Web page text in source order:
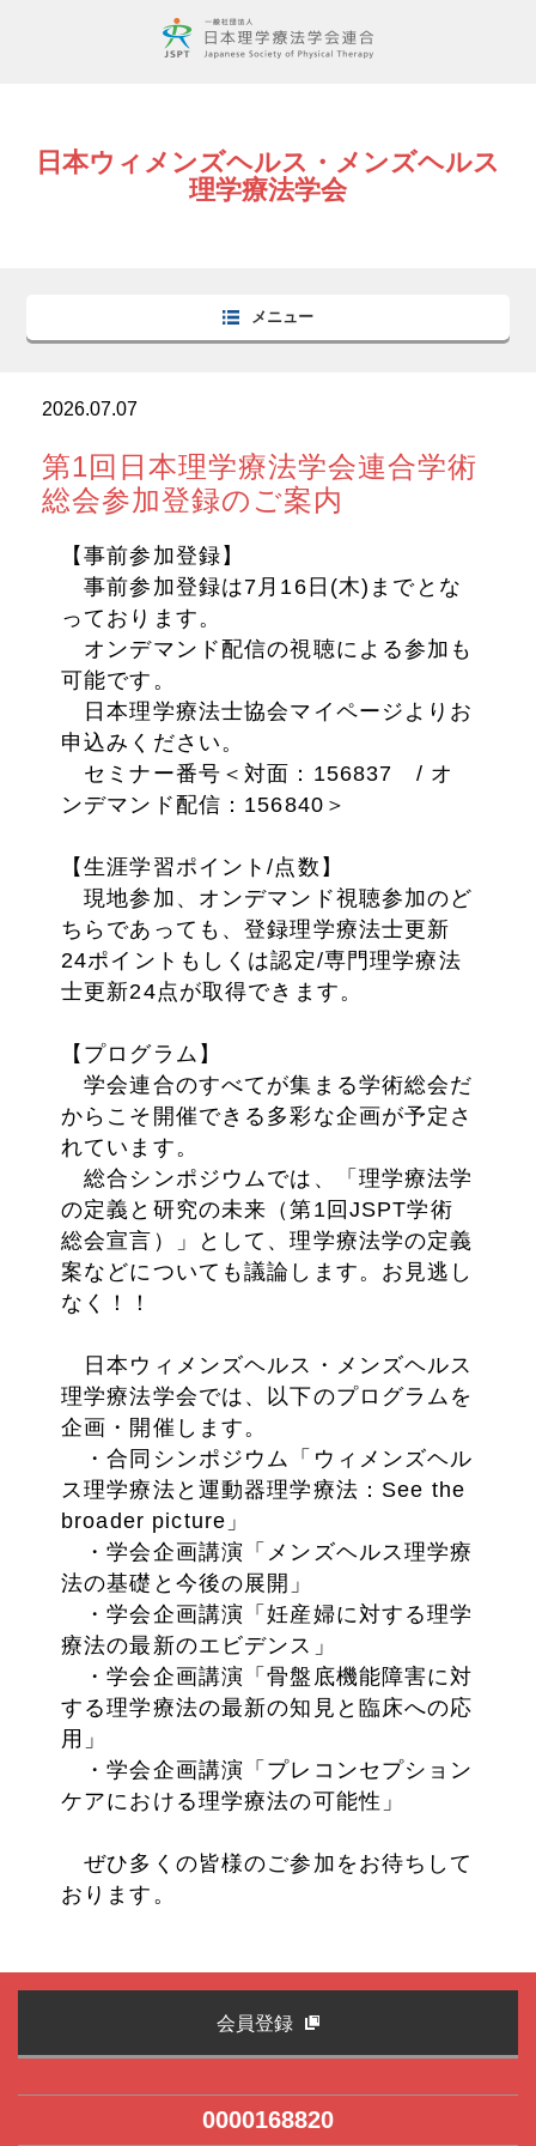
日本ウィメンズヘルス・メンズヘルス
理学療法学会
メニュー
2026.07.07
第1回日本理学療法学会連合学術
総会参加登録のご案内
【事前参加登録】
事前参加登録は7月16日(木)までとな
っております。
オンデマンド配信の視聴による参加も
可能です。
日本理学療法士協会マイページよりお
申込みください。
セミナー番号＜対面：156837 / オ
ンデマンド配信：156840＞
【生涯学習ポイント/点数】
現地参加、オンデマンド視聴参加のど
ちらであっても、登録理学療法士更新
24ポイントもしくは認定/専門理学療法
士更新24点が取得できます。
【プログラム】
学会連合のすべてが集まる学術総会だ
からこそ開催できる多彩な企画が予定さ
れています。
総合シンポジウムでは、「理学療法学
の定義と研究の未来（第1回JSPT学術
総会宣言）」として、理学療法学の定義
案などについても議論します。お見逃し
なく！！
日本ウィメンズヘルス・メンズヘルス
理学療法学会では、以下のプログラムを
企画・開催します。
・合同シンポジウム「ウィメンズヘル
ス理学療法と運動器理学療法：See the
broader picture」
・学会企画講演「メンズヘルス理学療
法の基礎と今後の展開」
・学会企画講演「妊産婦に対する理学
療法の最新のエビデンス」
・学会企画講演「骨盤底機能障害に対
する理学療法の最新の知見と臨床への応
用」
・学会企画講演「プレコンセプション
ケアにおける理学療法の可能性」
ぜひ多くの皆様のご参加をお待ちして
おります。
会員登録
0000168820